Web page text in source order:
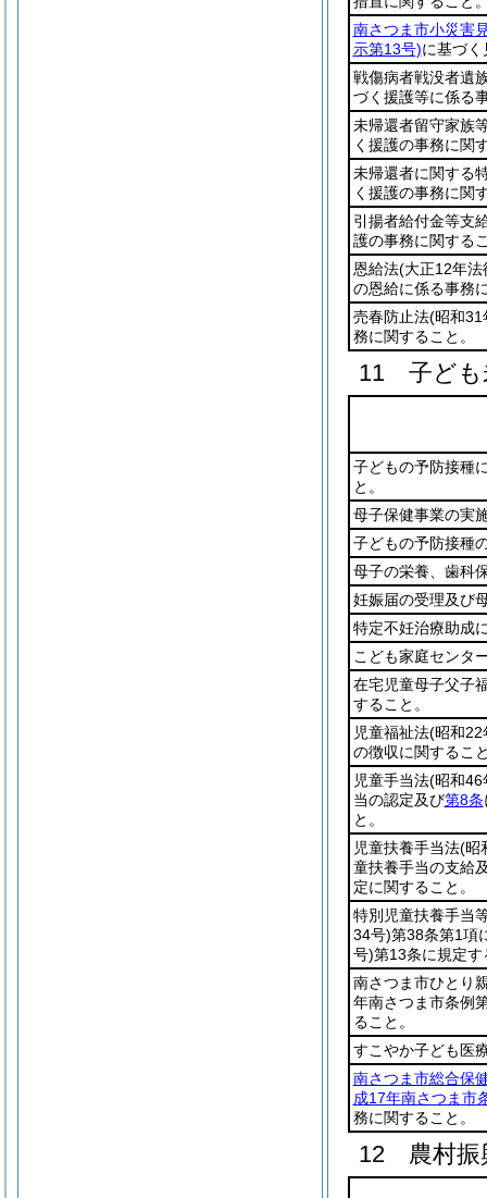
南さつま市小災害
示第13号)に基づ
戦傷病者戦没者遺
づく援護等に係る
未帰還者留守家族
く援護の事務に関
未帰還者に関する
く援護の事務に関
引揚者給付金等支
護の事務に関する
恩給法(大正12年法
の恩給に係る事務
売春防止法(昭和31
務に関すること。
11 子ども
子どもの予防接種
と。
母子保健事業の実
子どもの予防接種
母子の栄養、歯科
妊娠届の受理及び
特定不妊治療助成
こども家庭センタ
在宅児童母子父子
すること。
児童福祉法(昭和22
の徴収に関するこ
児童手当法(昭和46
当の認定及び第8条
と。
児童扶養手当法(昭
童扶養手当の支給
定に関すること。
特別児童扶養手当
34号)第38条第1項
号)第13条に規定
南さつま市ひとり
年南さつま市条例
ること。
すこやか子ども医
南さつま市総合保
成17年南さつま市
務に関すること。
12 農村振